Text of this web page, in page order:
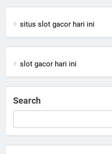
situs slot gacor hari ini
slot gacor hari ini
Search